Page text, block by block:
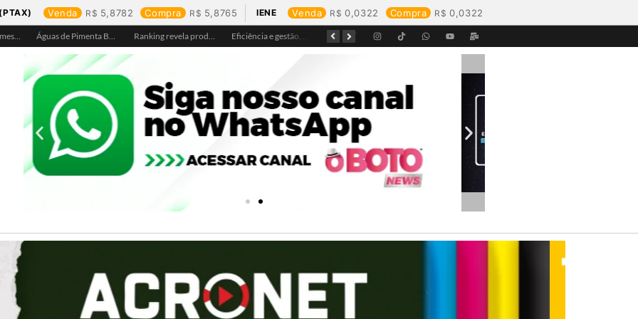
Venda 5,8782 Compra 5,8765 IENE Venda 0,0322 Compra 0,0322
Águas de Pimenta Bueno amplia rede de abastecimento e leva água tratada para moradores da região do aeroporto Ranking revela produtos mais comprados em cada estado e aponta drone como destaque em Rondônia Eficiência e gestão, Buritis se torna referência em controle de perdas de água